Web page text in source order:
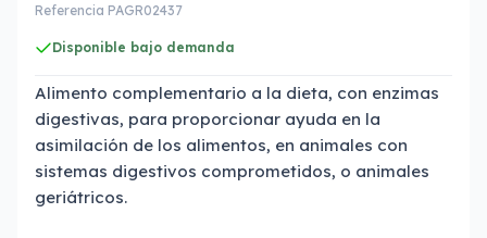
Referencia PAGR02437
Disponible bajo demanda
Alimento complementario a la dieta, con enzimas
digestivas, para proporcionar ayuda en la
asimilación de los alimentos, en animales con
sistemas digestivos comprometidos, o animales
geriátricos.